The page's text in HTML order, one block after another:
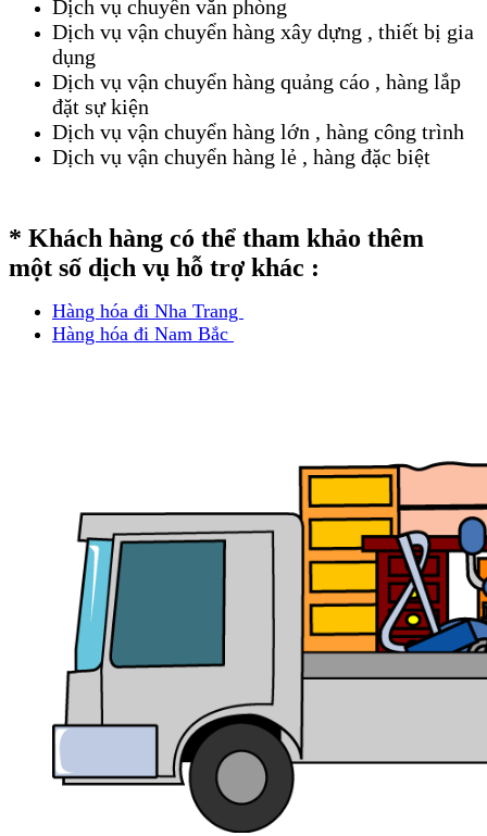
Dịch vụ chuyển văn phòng
Dịch vụ vận chuyển hàng xây dựng , thiết bị gia
dụng
Dịch vụ vận chuyển hàng quảng cáo , hàng lắp
đặt sự kiện
Dịch vụ vận chuyển hàng lớn , hàng công trình
Dịch vụ vận chuyển hàng lẻ , hàng đặc biệt
* Khách hàng có thể tham khảo thêm
một số dịch vụ hỗ trợ khác :
Hàng hóa đi Nha Trang
Hàng hóa đi Nam Bắc